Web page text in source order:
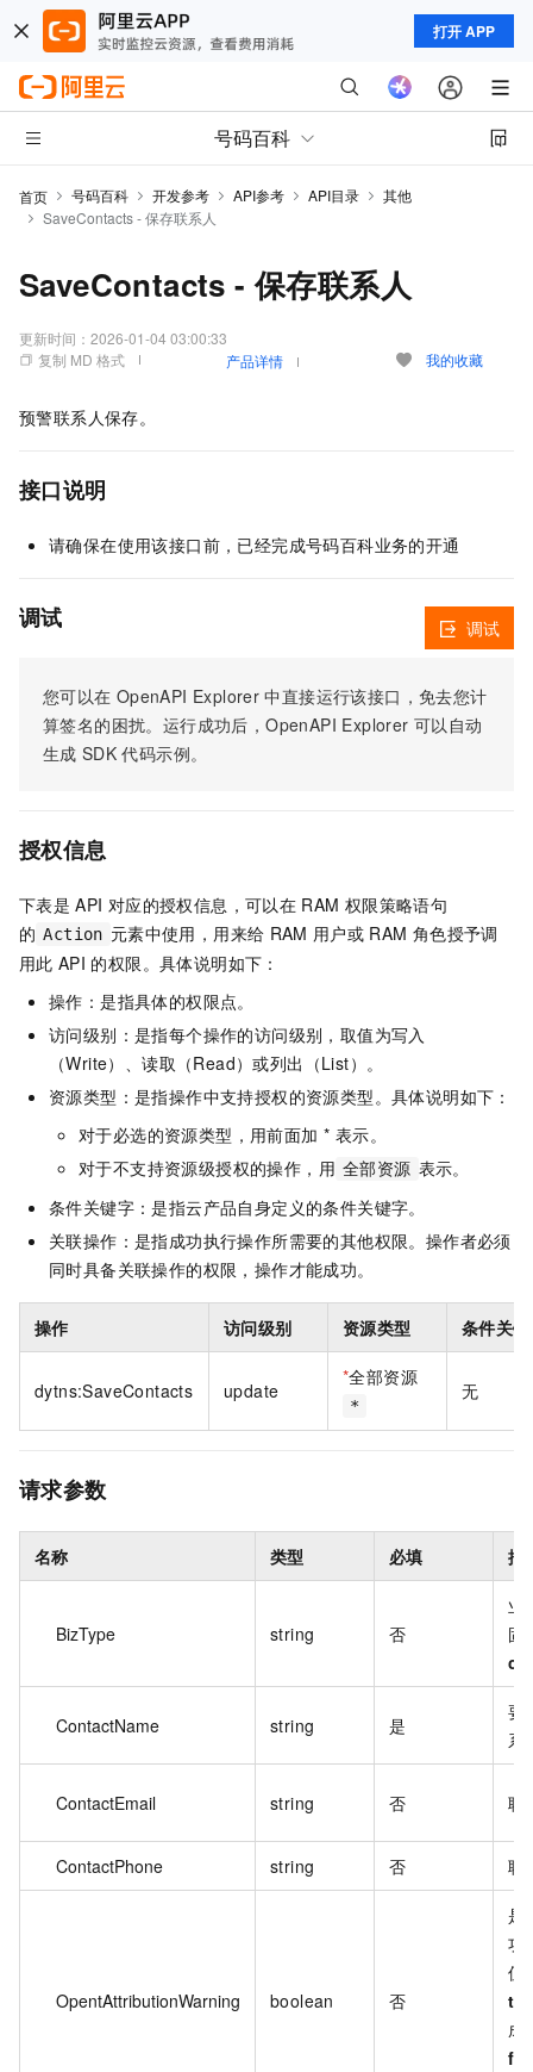
打开 APP
号码百科
首页 号码百科 开发参考 API参考 API目录
其他
SaveContacts - 保存联系人
SaveContacts - 保存联系人
更新时间： 2026-01-04 03:00:33
复制 MD 格式
产品详情 我的收藏
预警联系人保存。
接口说明
请确保在使用该接口前，已经完成号码百科业务的开通
调试
您可以在 OpenAPI Explorer 中直接运行该接口，免去您计
算签名的困扰。运行成功后，OpenAPI Explorer 可以自动
生成 SDK 代码示例。
调试
授权信息
下表是 API 对应的授权信息，可以在 RAM 权限策略语句
的 Action 元素中使用，用来给 RAM 用户或 RAM 角色授予调
用此 API 的权限。具体说明如下：
操作：是指具体的权限点。
访问级别：是指每个操作的访问级别，取值为写入
（Write）、读取（Read）或列出（List）。
资源类型：是指操作中支持授权的资源类型。具体说明如下：
对于必选的资源类型，用前面加 * 表示。
对于不支持资源级授权的操作，用 全部资源 表示。
条件关键字：是指云产品自身定义的条件关键字。
关联操作：是指成功执行操作所需要的其他权限。操作者必须
同时具备关联操作的权限，操作才能成功。
操作 访问级别 资源类型 条件关
dytns:SaveContacts update
*全部资源
*
无
请求参数
名称 类型 必填 描
BizType string 否
业
固
ContactName string 是
要
系
ContactEmail string 否 联
ContactPhone string 否 联
OpentAttributionWarning boolean 否
是
功
值
成